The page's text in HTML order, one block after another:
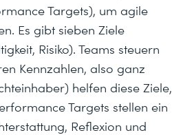
Targets), um agile
Es gibt sieben Ziele
Risiko). Teams steuern
Kennzahlen, also ganz
helfen diese Ziele,
Targets stellen ein
Reflexion und